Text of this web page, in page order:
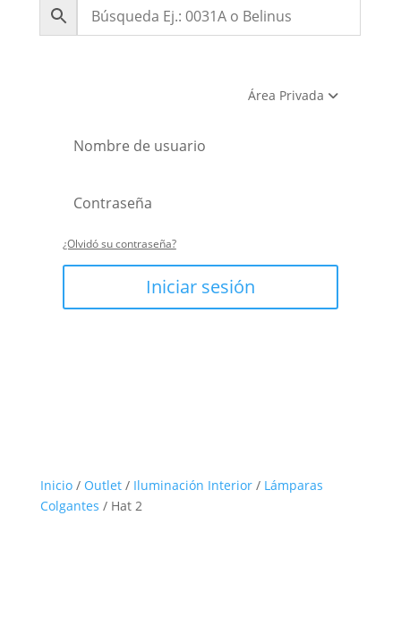
Área Privada
¿Olvidó su contraseña?
Iniciar sesión
Inicio/ Outlet/ Iluminación Interior/ Lámparas
Colgantes / Hat 2